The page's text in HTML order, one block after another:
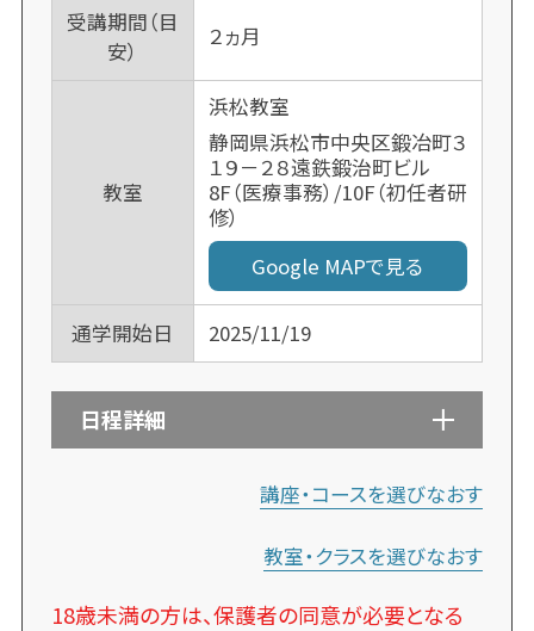
受講期間（目
安）
２ヵ月
教室
浜松教室
静岡県浜松市中央区鍛冶町３
１９－２８遠鉄鍛治町ビル
8F（医療事務）/10F（初任者研
修）
Google MAPで見る
通学開始日 2025/11/19
日程詳細
講座・コースを選びなおす
教室・クラスを選びなおす
18歳未満の方は、保護者の同意が必要となる